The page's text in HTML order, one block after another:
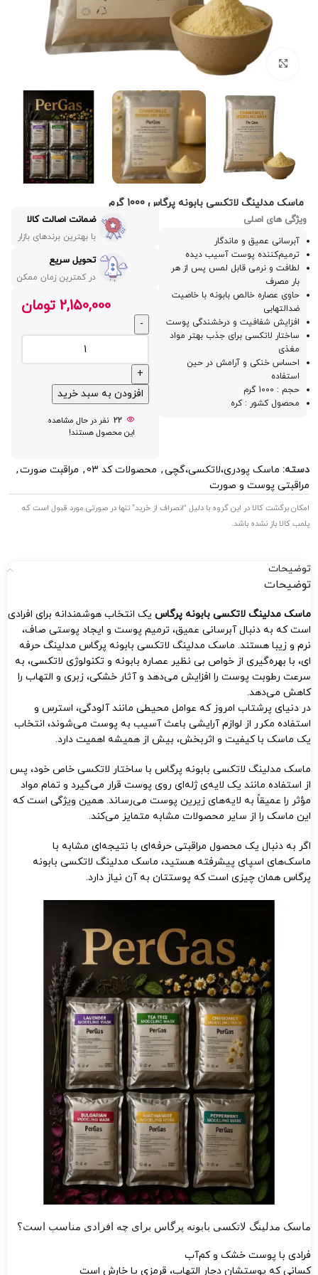
بزرگنمایی تصویر
ماسک مدلینگ لاتکسی بابونه پرگاس 1000 گرم
ویژگی های اصلی
آبرسانی عمیق و ماندگار
ترمیم‌کننده پوست آسیب‌ دیده
لطافت و نرمی قابل لمس پس از هر
بار مصرف
حاوی عصاره خالص بابونه با خاصیت
ضدالتهابی
افزایش شفافیت و درخشندگی پوست
ساختار لاتکسی برای جذب بهتر مواد
مغذی
احساس خنکی و آرامش در حین
استفاده
حجم : 1000 گرم
محصول کشور : کره
ضمانت اصالت کالا
با بهترین برندهای بازار
تحویل سریع
در کمترین زمان ممکن
2,150,000 تومان
افزودن به سبد خرید
22 نفر در حال مشاهده
این محصول هستند!
دسته: ماسک پودری،لاتکسی،گچی, محصولات کد 03 , مراقبت صورت,
مراقبتی پوست و صورت
امکان برگشت کالا در این گروه با دلیل “انصراف از خرید” تنها در صورتی مورد قبول است که
پلمب کالا باز نشده باشد.
توضیحات
توضیحات
ماسک مدلینگ لاتکسی بابونه پرگاس یک انتخاب هوشمندانه برای افرادی
است که به دنبال آبرسانی عمیق، ترمیم پوست و ایجاد پوستی صاف،
نرم و زیبا هستند. ماسک مدلینگ لاتکسی بابونه پرگاس مدلینگ حرفه‌
ای، با بهره‌گیری از خواص بی‌ نظیر عصاره بابونه و تکنولوژی لاتکسی، به‌
سرعت رطوبت پوست را افزایش می‌دهد و آثار خشکی، زبری و التهاب را
کاهش می‌دهد.
در دنیای پرشتاب امروز که عوامل محیطی مانند آلودگی، استرس و
استفاده مکرر از لوازم آرایشی باعث آسیب به پوست می‌شوند، انتخاب
یک ماسک با کیفیت و اثربخش، بیش از همیشه اهمیت دارد.
ماسک مدلینگ لاتکسی بابونه پرگاس با ساختار لاتکسی خاص خود، پس
از استفاده مانند یک لایه‌ی ژله‌ای روی پوست قرار می‌گیرد و تمام مواد
مؤثر را عمیقاً به لایه‌های زیرین پوست می‌رساند. همین ویژگی است که
این ماسک را از سایر محصولات مشابه متمایز می‌کند.
اگر به دنبال یک محصول مراقبتی حرفه‌ای با نتیجه‌ای مشابه با
ماسک‌های اسپای پیشرفته هستید، ماسک مدلینگ لاتکسی بابونه
پرگاس همان چیزی است که پوستتان به آن نیاز دارد.
ماسک مدلینگ لاتکسی بابونه پرگاس برای چه افرادی مناسب است؟
فرادی با پوست خشک و کم‌آب
کسانی که پوستشان دچار التهاب، قرمزی یا خارش است